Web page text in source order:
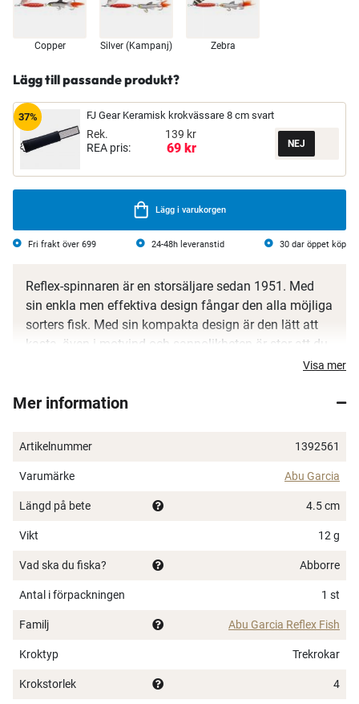
Copper Silver (Kampanj) Zebra
Lägg till passande produkt?
37% FJ Gear Keramisk krokvässare 8 cm svart
Rek.
139 kr
REA pris:
69 kr
Lägg i varukorgen
Fri frakt över 699 24-48h leveranstid 30 dar öppet köp
Reflex-spinnaren är en storsäljare sedan 1951. Med
sin enkla men effektiva design fångar den alla möjliga
sorters fisk. Med sin kompakta design är den lätt att
kasta, även i motvind och sannolikheten är stor att du
får hugg av en abborre, gädda, asp eller någon annan
är helt enkelt ett bete som funkar i de flesta situationer
Bästsäljare sedan 1951
Enkel design som ofta fångar fisk
Spinner i både hög och låg fart
Visa mer
Mer information
Artikelnummer 1392561
Varumärke Abu Garcia
Längd på bete 4.5 cm
Vikt 12 g
Vad ska du fiska? Abborre
Antal i förpackningen 1 st
Familj Abu Garcia Reflex Fish
Kroktyp Trekrokar
Krokstorlek 4